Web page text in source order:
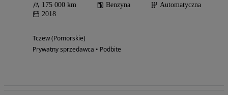
175 000 km Benzyna
Automatyczna
2018
Tczew (Pomorskie)
Prywatny sprzedawca • Podbite